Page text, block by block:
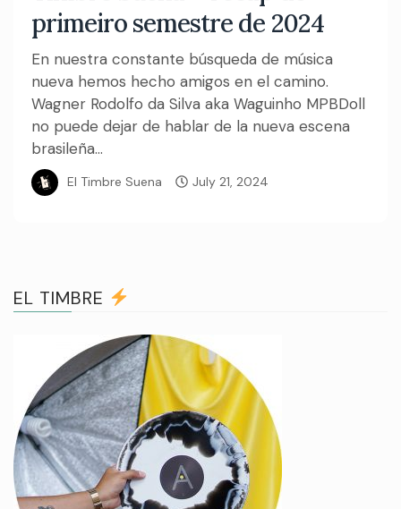
primeiro semestre de 2024
En nuestra constante búsqueda de música
nueva hemos hecho amigos en el camino.
Wagner Rodolfo da Silva aka Waguinho MPBDoll
no puede dejar de hablar de la nueva escena
brasileña...
El Timbre Suena July 21, 2024
EL TIMBRE